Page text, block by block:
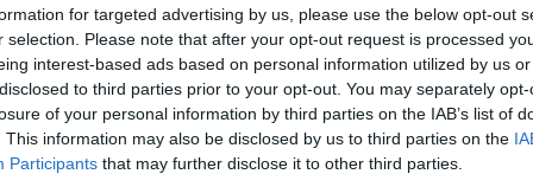
for targeted advertising by us, please use the below opt-out
selection. Please note that after your opt-out request is processed
interest-based ads based on personal information utilized by us
to third parties prior to your opt-out. You may separately
of your personal information by third parties on the IAB’s list of
This information may also be disclosed by us to third parties on the
Participants that may further disclose it to other third parties.
zudem davor, Bengalos an die
Schlussrunden in Barcelona beim
worden war.
Die
as
ür
n
as
et.